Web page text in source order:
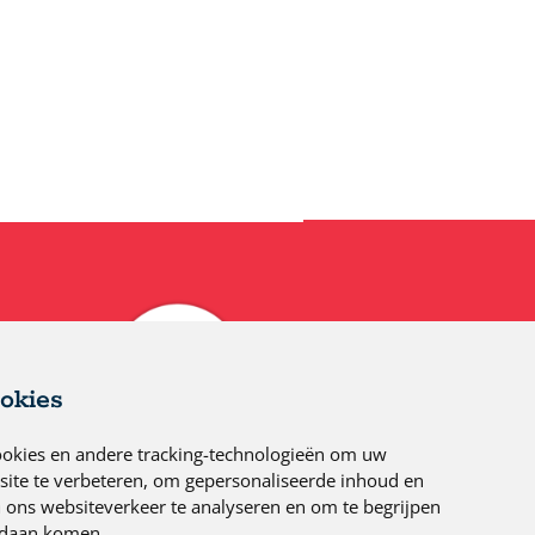
en andere tracking-technologieën om uw
te verbeteren, om gepersonaliseerde inhoud en
websiteverkeer te analyseren en om te begrijpen